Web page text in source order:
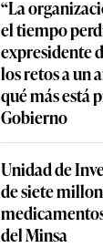
“La
el tiempo
expresidente
los retos a un
qué más está
Gobierno
Unidad de
de siete
del Minsa